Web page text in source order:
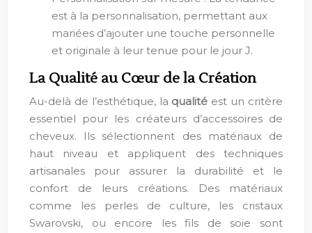
est à la personnalisation, permettant aux
mariées d’ajouter une touche personnelle
et originale à leur tenue pour le jour J.
La Qualité au Cœur de la Création
Au-delà de l’esthétique, la qualité est un critère
essentiel pour les créateurs d’accessoires de
cheveux. Ils sélectionnent des matériaux de
haut niveau et appliquent des techniques
artisanales pour assurer la durabilité et le
confort de leurs créations. Des matériaux
comme les perles de culture, les cristaux
Swarovski, ou encore les fils de soie sont